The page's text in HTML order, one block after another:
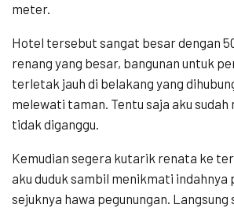
meter.
Hotel tersebut sangat besar dengan
renang yang besar, bangunan untuk
terletak jauh di belakang yang
melewati taman. Tentu saja aku sudah
tidak diganggu.
Kemudian segera kutarik renata ke
aku duduk sambil menikmati indahnya
sejuknya hawa pegunungan.